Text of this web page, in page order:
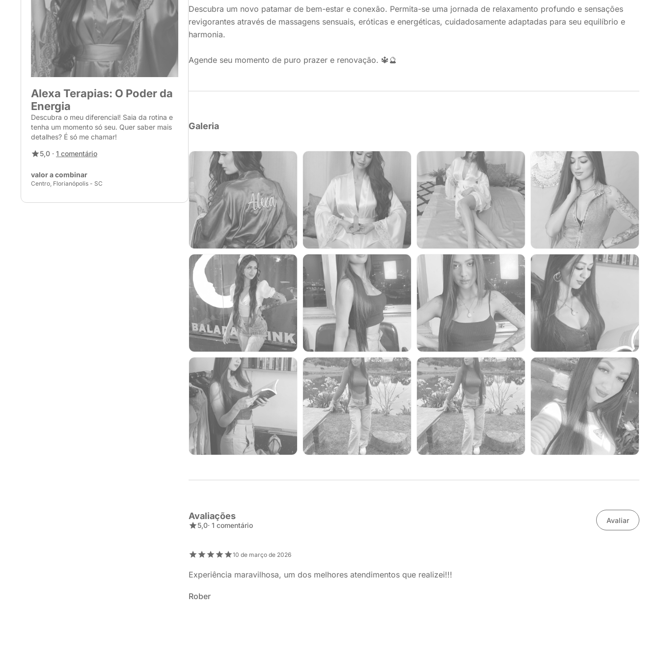
Alexa Terapias: O Poder da
Energia
Descubra o meu diferencial! Saia da rotina e
tenha um momento só seu. Quer saber mais
detalhes? É só me chamar!
5,0 · 1 comentário
valor a combinar
Centro, Florianópolis - SC
Descubra um novo patamar de bem-estar e conexão. Permita-se uma jornada de relaxamento profundo e sensações
revigorantes através de massagens sensuais, eróticas e energéticas, cuidadosamente adaptadas para seu equilíbrio e
harmonia.
Agende seu momento de puro prazer e renovação. 🔱🔮
Galeria
Avaliações
5,0· 1 comentário
Avaliar
10 de março de 2026
Experiência maravilhosa, um dos melhores atendimentos que realizei!!!
Rober